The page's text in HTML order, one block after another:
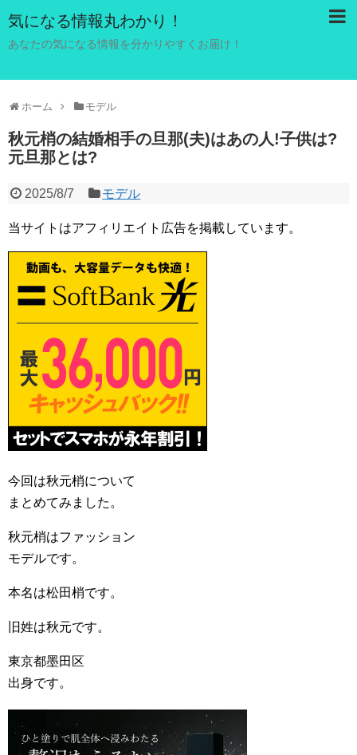
気になる情報丸わかり！
あなたの気になる情報を分かりやすくお届け！
ホーム モデル
秋元梢の結婚相手の旦那(夫)はあの人!子供は?
元旦那とは?
2025/8/7 モデル
当サイトはアフィリエイト広告を掲載しています。
今回は秋元梢について
まとめてみました。
秋元梢はファッション
モデルです。
本名は松田梢です。
旧姓は秋元です。
東京都墨田区
出身です。